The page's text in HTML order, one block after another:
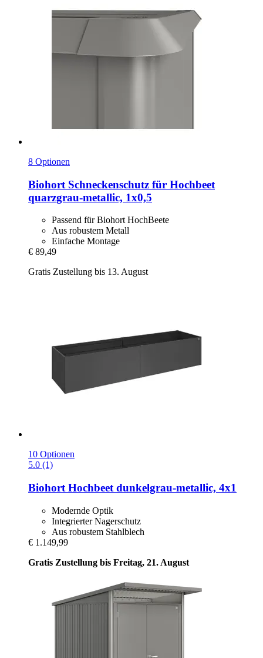
8 Optionen
Biohort Schneckenschutz für Hochbeet
quarzgrau-​metallic, 1x0,5
Passend für Biohort HochBeete
Aus robustem Metall
Einfache Montage
€ 89,49
Gratis Zustellung bis 13. August
10 Optionen
5.0 (1)
Biohort Hochbeet dunkelgrau-​metallic, 4x1
Modernde Optik
Integrierter Nagerschutz
Aus robustem Stahlblech
€ 1.149,99
Gratis Zustellung bis Freitag, 21. August